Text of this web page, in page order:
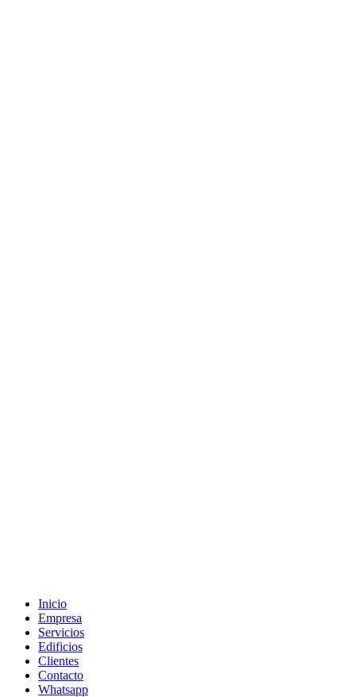
Inicio
Empresa
Servicios
Edificios
Clientes
Contacto
Whatsapp